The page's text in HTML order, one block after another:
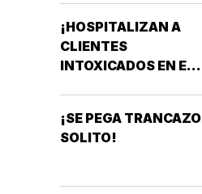
URGENCIAS
MÉDICAS!
¡HOSPITALIZAN A
CLIENTES
INTOXICADOS EN EL
¡SE PEGA TRANCAZO
SOLITO!